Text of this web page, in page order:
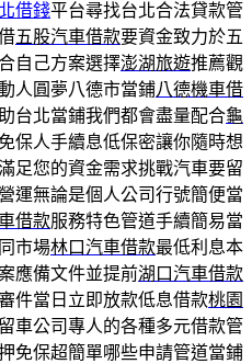
借錢平台尋找台北合法貸款管
五股汽車借款要資金致力於五
自己方案選擇澎湖旅遊推薦觀
人圓夢八德市當鋪八德機車借
台北當鋪我們都會盡量配合龜
保人手續息低保密讓你隨時想
足您的資金需求挑戰汽車要留
運無論是個人公司行號簡便當
借款服務特色管道手續簡易當
市場林口汽車借款最低利息本
應備文件並提前湖口汽車借款
件當日立即放款低息借款桃園
車公司專人的各種多元借款管
免保超簡單哪些申請管道當鋪